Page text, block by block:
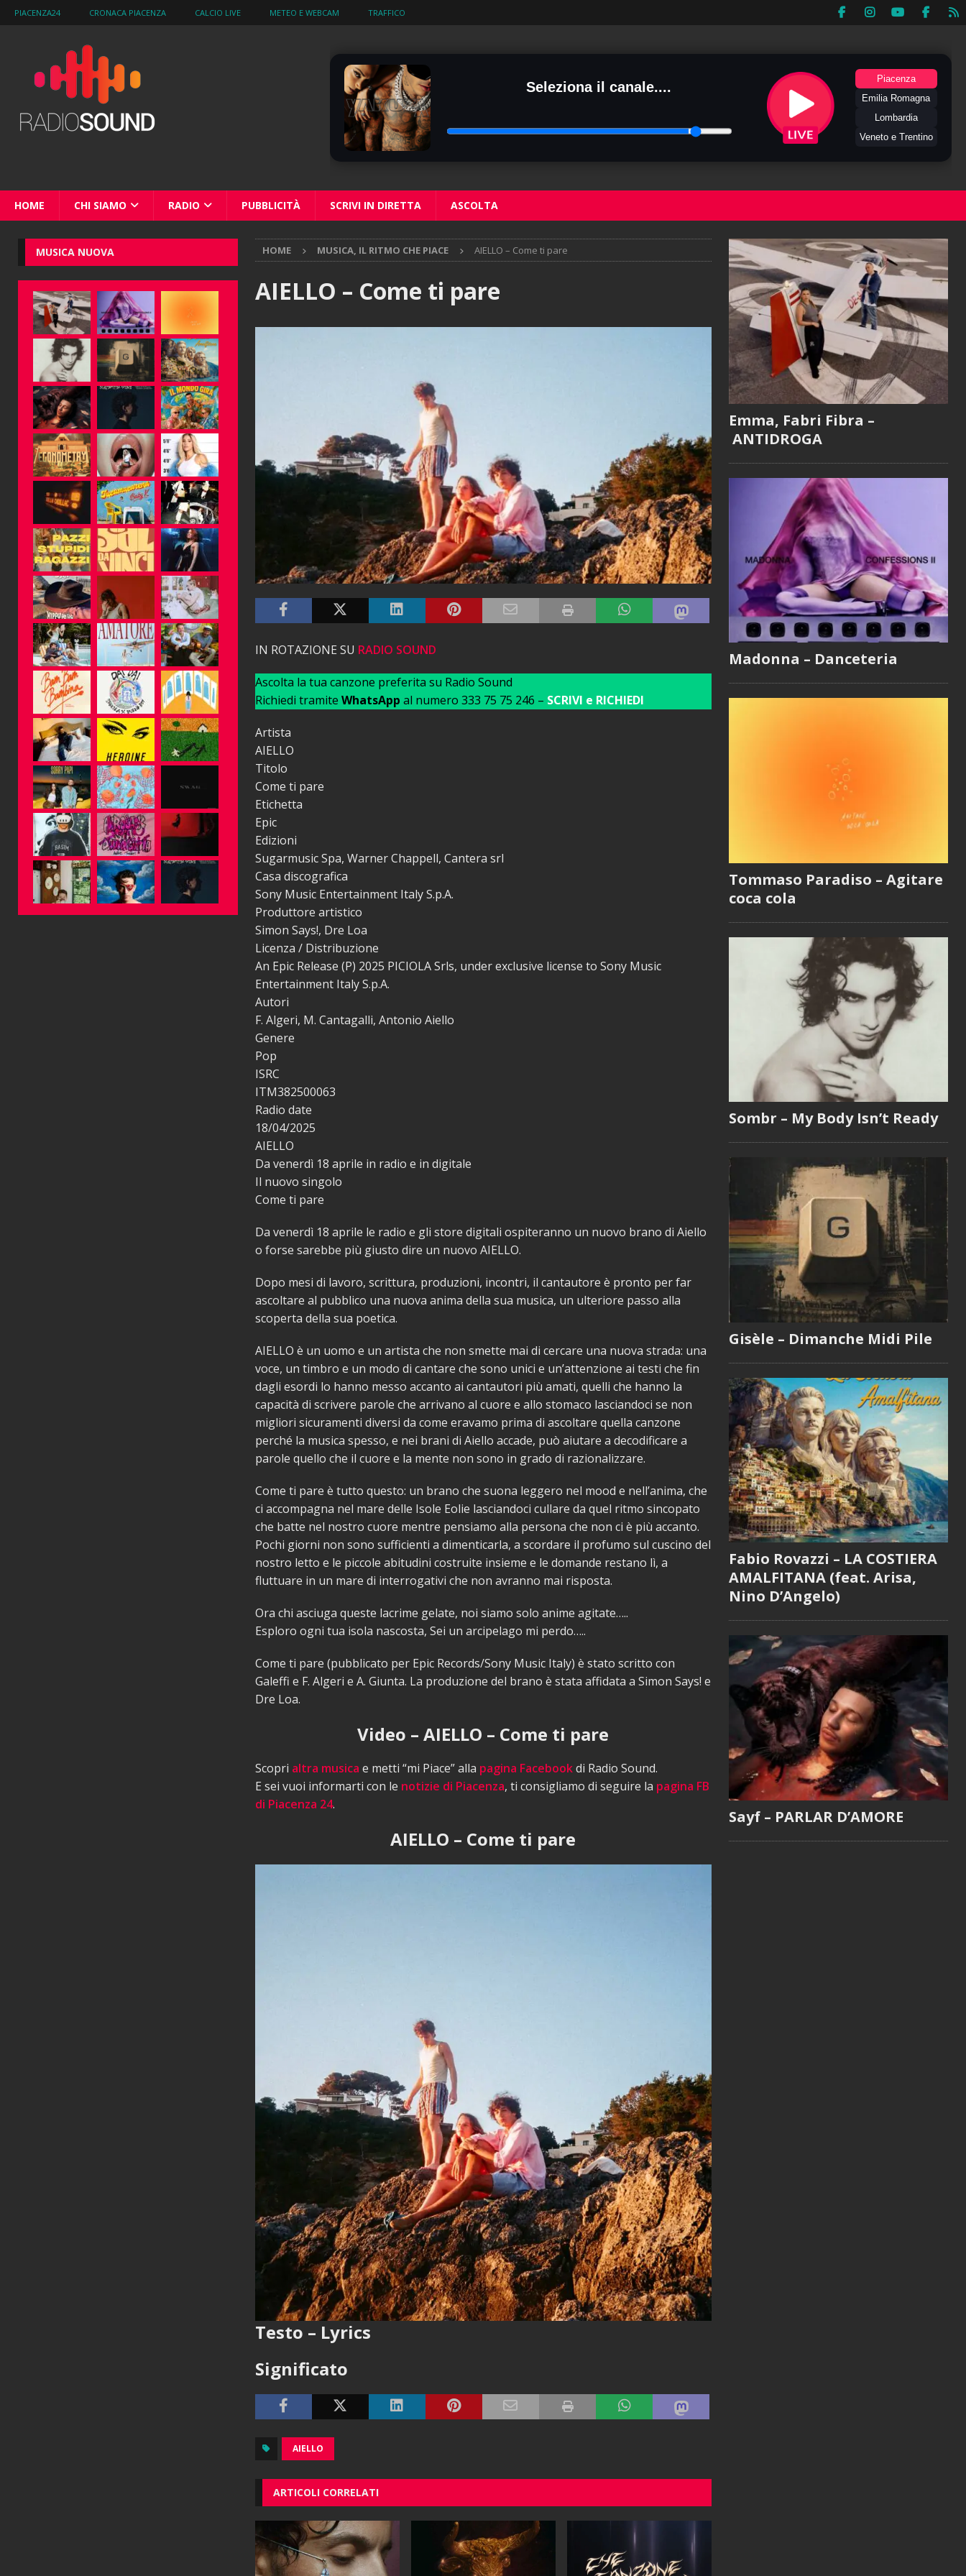
PIACENZA24 CRONACA PIACENZA CALCIO LIVE METEO E WEBCAM TRAFFICO
Seleziona il canale....
Piacenza
Emilia Romagna
Lombardia
Veneto e Trentino
HOME CHI SIAMO RADIO PUBBLICITÀ SCRIVI IN DIRETTA ASCOLTA
HOME MUSICA, IL RITMO CHE PIACE AIELLO – Come ti pare
AIELLO – Come ti pare
IN ROTAZIONE SU RADIO SOUND
Ascolta la tua canzone preferita su Radio Sound
Richiedi tramite WhatsApp al numero 333 75 75 246 – SCRIVI e RICHIEDI
Artista
AIELLO
Titolo
Come ti pare
Etichetta
Epic
Edizioni
Sugarmusic Spa, Warner Chappell, Cantera srl
Casa discografica
Sony Music Entertainment Italy S.p.A.
Produttore artistico
Simon Says!, Dre Loa
Licenza / Distribuzione
An Epic Release (P) 2025 PICIOLA Srls, under exclusive license to Sony Music
Entertainment Italy S.p.A.
Autori
F. Algeri, M. Cantagalli, Antonio Aiello
Genere
Pop
ISRC
ITM382500063
Radio date
18/04/2025
AIELLO
Da venerdì 18 aprile in radio e in digitale
Il nuovo singolo
Come ti pare
Da venerdì 18 aprile le radio e gli store digitali ospiteranno un nuovo brano di Aiello
o forse sarebbe più giusto dire un nuovo AIELLO.
Dopo mesi di lavoro, scrittura, produzioni, incontri, il cantautore è pronto per far
ascoltare al pubblico una nuova anima della sua musica, un ulteriore passo alla
scoperta della sua poetica.
AIELLO è un uomo e un artista che non smette mai di cercare una nuova strada: una
voce, un timbro e un modo di cantare che sono unici e un’attenzione ai testi che fin
dagli esordi lo hanno messo accanto ai cantautori più amati, quelli che hanno la
capacità di scrivere parole che arrivano al cuore e allo stomaco lasciandoci se non
migliori sicuramenti diversi da come eravamo prima di ascoltare quella canzone
perché la musica spesso, e nei brani di Aiello accade, può aiutare a decodificare a
parole quello che il cuore e la mente non sono in grado di razionalizzare.
Come ti pare è tutto questo: un brano che suona leggero nel mood e nell’anima, che
ci accompagna nel mare delle Isole Eolie lasciandoci cullare da quel ritmo sincopato
che batte nel nostro cuore mentre pensiamo alla persona che non ci è più accanto.
Pochi giorni non sono sufficienti a dimenticarla, a scordare il profumo sul cuscino del
nostro letto e le piccole abitudini costruite insieme e le domande restano lì, a
fluttuare in un mare di interrogativi che non avranno mai risposta.
Ora chi asciuga queste lacrime gelate, noi siamo solo anime agitate…..
Esploro ogni tua isola nascosta, Sei un arcipelago mi perdo…..
Come ti pare (pubblicato per Epic Records/Sony Music Italy) è stato scritto con
Galeffi e F. Algeri e A. Giunta. La produzione del brano è stata affidata a Simon Says! e
Dre Loa.
Video – AIELLO – Come ti pare
Scopri altra musica e metti “mi Piace” alla pagina Facebookdi Radio Sound.
E sei vuoi informarti con le notizie di Piacenza, ti consigliamo di seguire la pagina FB
di Piacenza 24.
AIELLO – Come ti pare
Testo – Lyrics
Significato
AIELLO
ARTICOLI CORRELATI
MUSICA NUOVA
Emma, Fabri Fibra –
ANTIDROGA
Madonna – Danceteria
Tommaso Paradiso – Agitare
coca cola
Sombr – My Body Isn’t Ready
Gisèle – Dimanche Midi Pile
Fabio Rovazzi – LA COSTIERA
AMALFITANA (feat. Arisa,
Nino D’Angelo)
Sayf – PARLAR D’AMORE